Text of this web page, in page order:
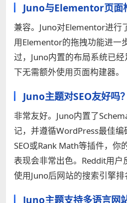
Juno与Elementor页面
兼容。Juno对Elementor进行
用Elementor的拖拽功能进一
过，Juno内置的布局系统已
下无需额外使用页面构建器。
Juno主题对SEO友好吗？
非常友好。Juno内置了
记，并遵循WordPress最佳编
SEO或Rank Math等插件，你
表现会非常出色。Reddit用户
使用Juno后网站的搜索引擎排
Juno主题支持多语言网